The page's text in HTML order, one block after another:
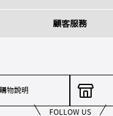
顧客服務
購物說明
FOLLOW US